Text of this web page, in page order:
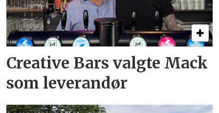
Creative Bars valgte Mack
som leverandør